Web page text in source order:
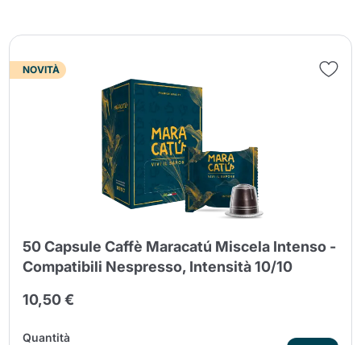
NOVITÀ
50 Capsule Caffè Maracatú Miscela Intenso -
Compatibili Nespresso, Intensità 10/10
10,50 €
Quantità